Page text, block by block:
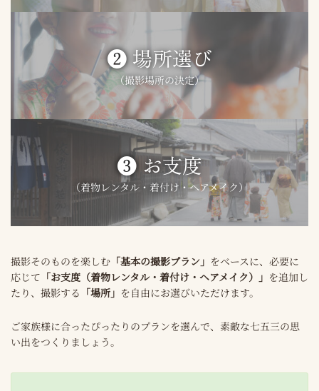
❷ 場所選び
（撮影場所の決定）
❸ お支度
（着物レンタル・着付け・ヘアメイク）
撮影そのものを楽しむ 「基本の撮影プラン」 をベースに、必要に
応じて 「お支度（着物レンタル・着付け・ヘアメイク）」 を追加し
たり、撮影する 「場所」 を自由にお選びいただけます。
ご家族様に合ったぴったりのプランを選んで、素敵な七五三の思
い出をつくりましょう。